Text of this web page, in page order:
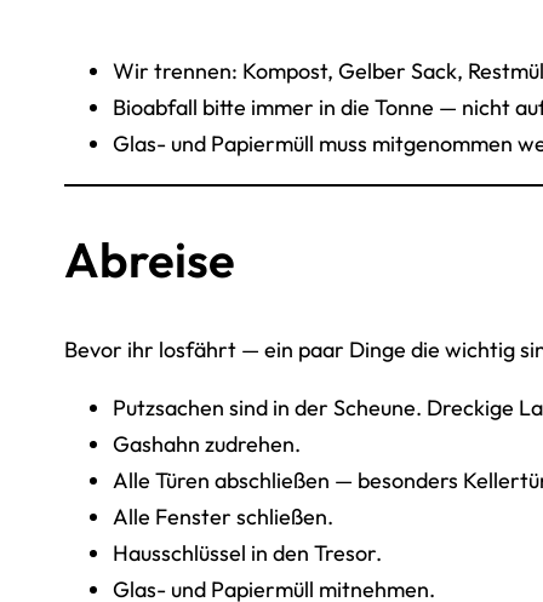
Wir trennen: Kompost, Gelber Sack,
Bioabfall bitte immer in die Tonne — nicht
Glas- und Papiermüll muss mitgenommen
Abreise
Bevor ihr losfährt — ein paar Dinge die wichtig
Putzsachen sind in der Scheune. Dreckige
Gashahn zudrehen.
Alle Türen abschließen — besonders
Alle Fenster schließen.
Hausschlüssel in den Tresor.
Glas- und Papiermüll mitnehmen.